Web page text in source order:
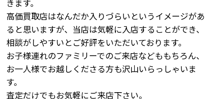
きます。
高価買取店はなんだか入りづらいというイメージがあ
ると思いますが、当店は気軽に入店することができ、
相談がしやすいとご好評をいただいております。
お子様連れのファミリーでのご来店などももちろん、
お一人様でお越しくださる方も沢山いらっしゃいま
す。
査定だけでもお気軽にご来店下さい。